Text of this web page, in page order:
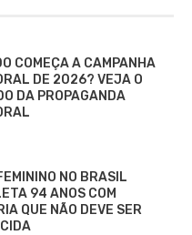
COMEÇA A CAMPANHA
DE 2026? VEJA O
DA PROPAGANDA
NO BRASIL
94 ANOS COM
QUE NÃO DEVE SER